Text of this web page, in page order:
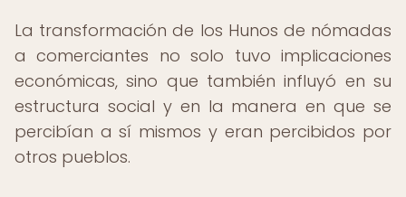
La transformación de los Hunos de nómadas
a comerciantes no solo tuvo implicaciones
económicas, sino que también influyó en su
estructura social y en la manera en que se
percibían a sí mismos y eran percibidos por
otros pueblos.